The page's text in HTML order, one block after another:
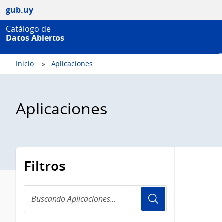
gub.uy
Catálogo de
Datos Abiertos
Inicio Aplicaciones
Aplicaciones
Filtros
Aplicaciones...